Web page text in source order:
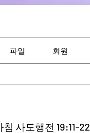
파일 회원
사도행전 19:11-22